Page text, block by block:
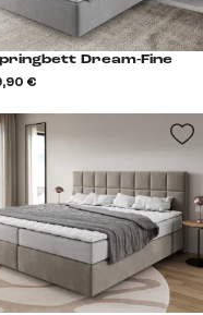
Dream-Fine
€